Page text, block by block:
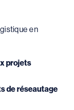
en
projets
de réseautage